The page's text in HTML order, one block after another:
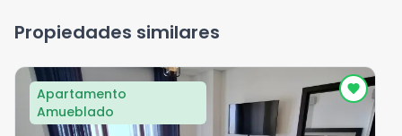
Propiedades similares
Apartamento
Amueblado